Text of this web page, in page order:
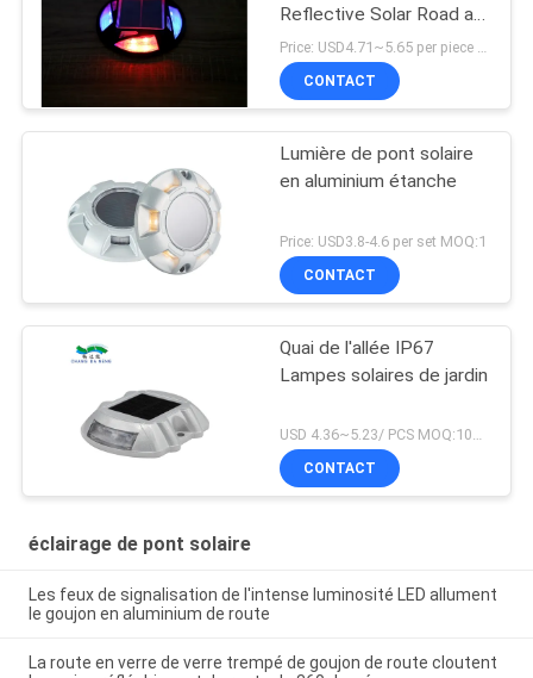
Reflective Solar Road a
mené le clignotant en
aluminium
CONTACT
Lumière de pont solaire
en aluminium étanche
Price: USD3.8-4.6 per set MOQ:1
CONTACT
Quai de l'allée IP67
Lampes solaires de jardin
USD 4.36~5.23/ PCS MOQ:100 PCs
CONTACT
éclairage de pont solaire
Les feux de signalisation de l'intense luminosité LED allument
le goujon en aluminium de route
La route en verre de verre trempé de goujon de route cloutent